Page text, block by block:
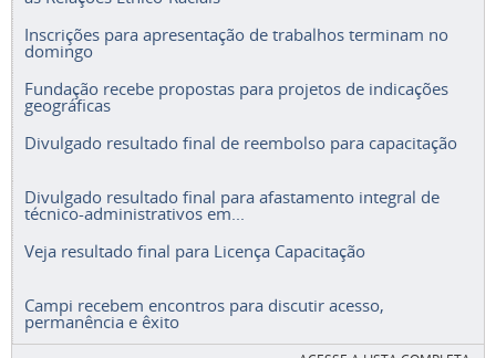
Inscrições para apresentação de trabalhos terminam no
domingo
Fundação recebe propostas para projetos de indicações
geográficas
Divulgado resultado final de reembolso para capacitação
Divulgado resultado final para afastamento integral de
técnico-administrativos em...
Veja resultado final para Licença Capacitação
Campi recebem encontros para discutir acesso,
permanência e êxito